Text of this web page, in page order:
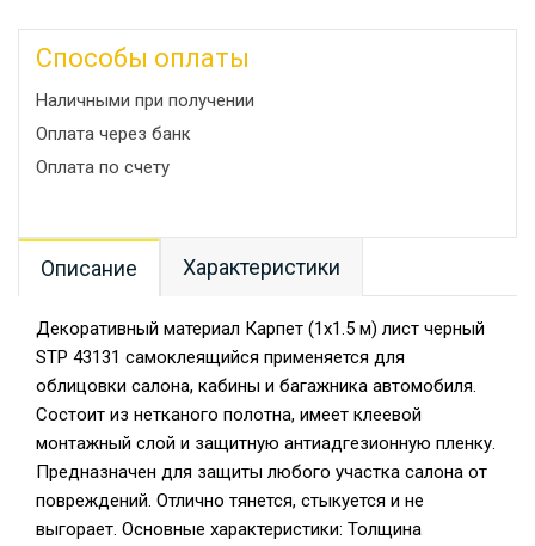
Способы оплаты
Наличными при получении
Оплата через банк
Оплата по счету
Описание Характеристики
Декоративный материал Карпет (1х1.5 м) лист черный
STP 43131 самоклеящийся применяется для
облицовки салона, кабины и багажника автомобиля.
Состоит из нетканого полотна, имеет клеевой
монтажный слой и защитную антиадгезионную пленку.
Предназначен для защиты любого участка салона от
повреждений. Отлично тянется, стыкуется и не
выгорает. Основные характеристики: Толщина